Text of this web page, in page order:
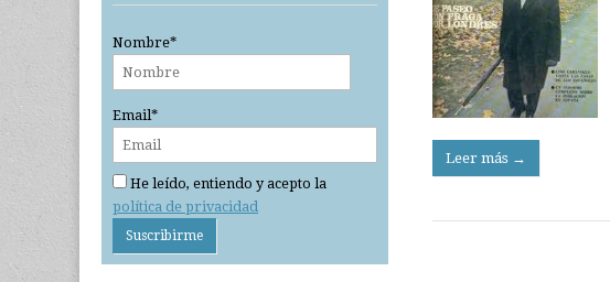
Leer más →
Nombre*
Email*
He leído, entiendo y acepto la
política de privacidad